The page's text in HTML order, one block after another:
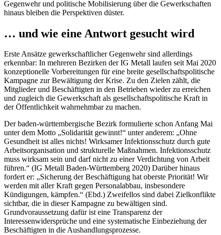
Gegenwehr und politische Mobilisierung über die Gewerkschaften
hinaus bleiben die Perspektiven düster.
… und wie eine Antwort gesucht wird
Erste Ansätze gewerkschaftlicher Gegenwehr sind allerdings
erkennbar: In mehreren Bezirken der IG Metall laufen seit Mai 2020
konzeptionelle Vorbereitungen für eine breite gesellschaftspolitische
Kampagne zur Bewältigung der Krise. Zu den Zielen zählt, die
Mitglieder und Beschäftigten in den Betrieben wieder zu erreichen
und zugleich die Gewerkschaft als gesellschaftspolitische Kraft in
der Öffentlichkeit wahrnehmbar zu machen.
Der baden-württembergische Bezirk formulierte schon Anfang Mai
unter dem Motto „Solidarität gewinnt!“ unter anderem: „Ohne
Gesundheit ist alles nichts! Wirksamer Infektionsschutz durch gute
Arbeitsorganisation und strukturelle Maßnahmen. Infektionsschutz
muss wirksam sein und darf nicht zu einer Verdichtung von Arbeit
führen.“ (IG Metall Baden-Württemberg 2020) Darüber hinaus
fordert er: „Sicherung der Beschäftigung hat oberste Priorität! Wir
werden mit aller Kraft gegen Personalabbau, insbesondere
Kündigungen, kämpfen.“ (Ebd.) Zweifellos sind dabei Zielkonflikte
sichtbar, die in dieser Kampagne zu bewältigen sind.
Grundvoraussetzung dafür ist eine Transparenz der
Interessenwidersprüche und eine systematische Einbeziehung der
Beschäftigten in die Aushandlungsprozesse.